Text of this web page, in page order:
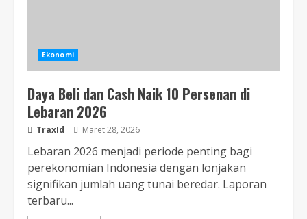
Ekonomi
Daya Beli dan Cash Naik 10 Persenan di
Lebaran 2026
TraxId Maret 28, 2026
Lebaran 2026 menjadi periode penting bagi
perekonomian Indonesia dengan lonjakan
signifikan jumlah uang tunai beredar. Laporan
terbaru...